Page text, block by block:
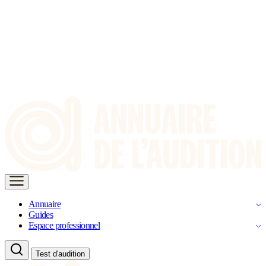
Annuaire
Guides
Espace professionnel
Test d'audition